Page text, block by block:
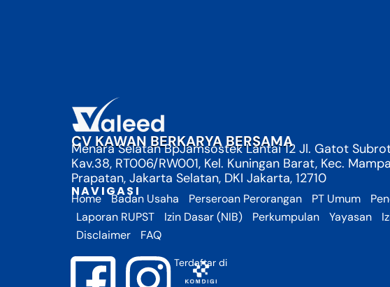
CV KAWAN BERKARYA BERSAMA
Menara Selatan BpJamsostek Lantai 12 Jl. Gatot
Kav.38, RT006/RW001, Kel. Kuningan Barat, Kec.
Prapatan, Jakarta Selatan, DKI Jakarta, 12710
NAVIGASI
Home Badan Usaha Perseroan Perorangan PT Umum
Laporan RUPST
Izin Dasar (NIB) Perkumpulan Yayasan
Disclaimer
FAQ
Terdaftar di